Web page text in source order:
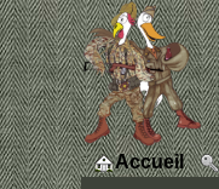
Accueil